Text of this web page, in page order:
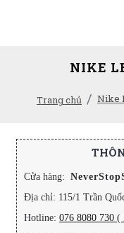
Trang chủ Nike
NIKE
Cửa hàng:
Địa chỉ: 115/1 Trần
Hotline: 076 8080 730 (